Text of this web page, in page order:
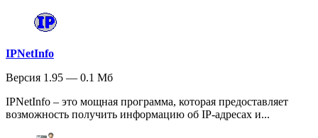
IPNetInfo
Версия 1.95 — 0.1 Мб
IPNetInfo – это мощная программа, которая предоставляет
возможность получить информацию об IP-адресах и...